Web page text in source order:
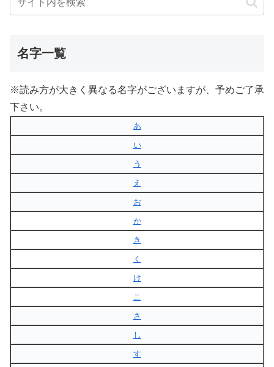
名字一覧
※読み方が大きく異なる名字がございますが、予めご了承
下さい。
あ
い
う
え
お
か
き
く
け
こ
さ
し
す